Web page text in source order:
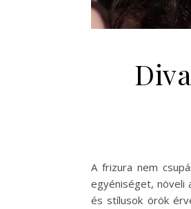
A frizura nem
egyéniséget, növeli
és stílusok örök